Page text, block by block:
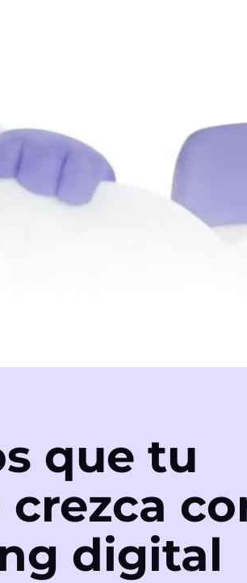
que tu
digital